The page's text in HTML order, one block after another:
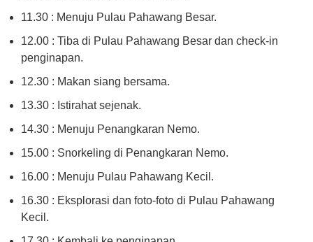
11.30 : Menuju Pulau Pahawang Besar.
12.00 : Tiba di Pulau Pahawang Besar dan check-in
penginapan.
12.30 : Makan siang bersama.
13.30 : Istirahat sejenak.
14.30 : Menuju Penangkaran Nemo.
15.00 : Snorkeling di Penangkaran Nemo.
16.00 : Menuju Pulau Pahawang Kecil.
16.30 : Eksplorasi dan foto-foto di Pulau Pahawang
Kecil.